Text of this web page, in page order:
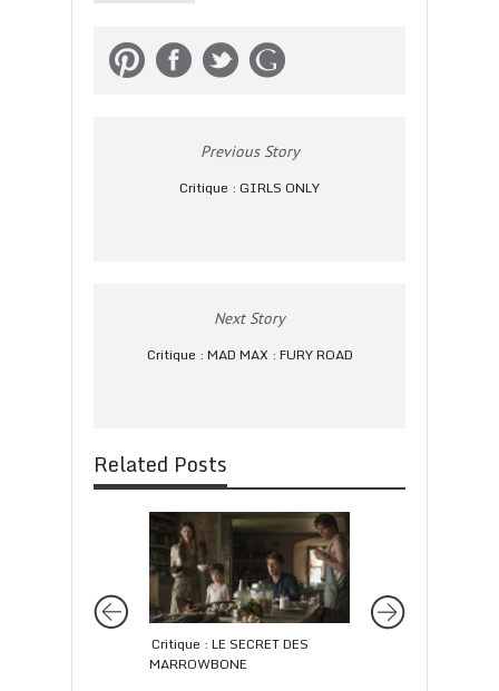
Previous Story
Critique : GIRLS ONLY
Next Story
Critique : MAD MAX : FURY ROAD
Related Posts
Critique : LE SECRET DES
MARROWBONE